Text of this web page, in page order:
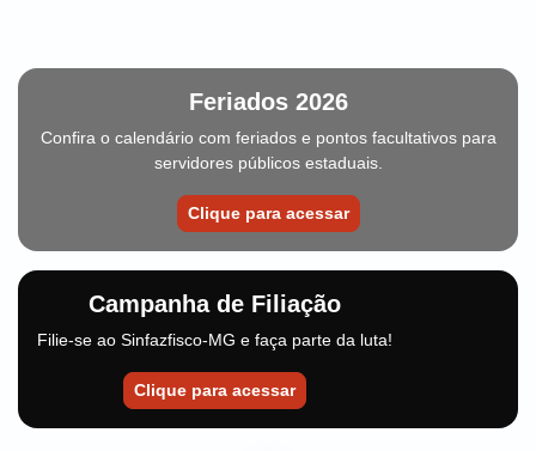
Feriados 2026
Confira o calendário com feriados e pontos facultativos para
servidores públicos estaduais.
Clique para acessar
Campanha de Filiação
Filie-se ao Sinfazfisco-MG e faça parte da luta!
Clique para acessar